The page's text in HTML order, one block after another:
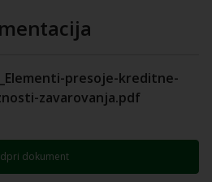
presoje-kreditne-
zavarovanja.pdf
Odpri dokument